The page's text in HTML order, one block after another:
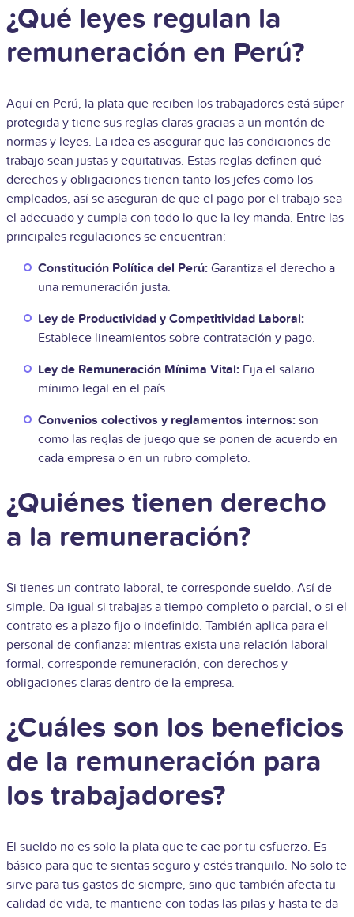
¿Qué leyes regulan la
remuneración en Perú?
Aquí en Perú, la plata que reciben los trabajadores está súper
protegida y tiene sus reglas claras gracias a un montón de
normas y leyes. La idea es asegurar que las condiciones de
trabajo sean justas y equitativas. Estas reglas definen qué
derechos y obligaciones tienen tanto los jefes como los
empleados, así se aseguran de que el pago por el trabajo sea
el adecuado y cumpla con todo lo que la ley manda. Entre las
principales regulaciones se encuentran:
Constitución Política del Perú: Garantiza el derecho a
una remuneración justa.
Ley de Productividad y Competitividad Laboral:
Establece lineamientos sobre contratación y pago.
Ley de Remuneración Mínima Vital: Fija el salario
mínimo legal en el país.
Convenios colectivos y reglamentos internos: son
como las reglas de juego que se ponen de acuerdo en
cada empresa o en un rubro completo.
¿Quiénes tienen derecho
a la remuneración?
Si tienes un contrato laboral, te corresponde sueldo. Así de
simple. Da igual si trabajas a tiempo completo o parcial, o si el
contrato es a plazo fijo o indefinido. También aplica para el
personal de confianza: mientras exista una relación laboral
formal, corresponde remuneración, con derechos y
obligaciones claras dentro de la empresa.
¿Cuáles son los beneficios
de la remuneración para
los trabajadores?
El sueldo no es solo la plata que te cae por tu esfuerzo. Es
básico para que te sientas seguro y estés tranquilo. No solo te
sirve para tus gastos de siempre, sino que también afecta tu
calidad de vida, te mantiene con todas las pilas y hasta te da